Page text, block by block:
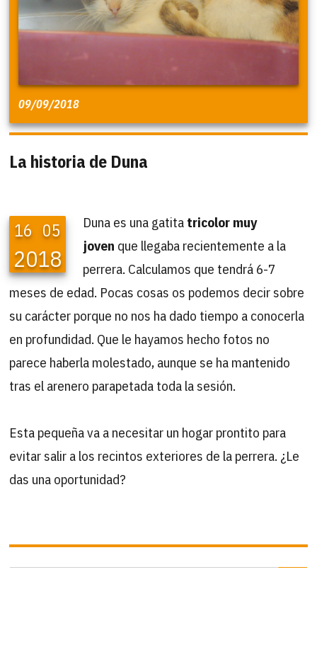
09/09/2018
La historia de Duna
16 05
2018
Duna es una gatita tricolor muy
joven que llegaba recientemente a la
perrera. Calculamos que tendrá 6-7
meses de edad. Pocas cosas os podemos decir sobre
su carácter porque no nos ha dado tiempo a conocerla
en profundidad. Que le hayamos hecho fotos no
parece haberla molestado, aunque se ha mantenido
tras el arenero parapetada toda la sesión.
Esta pequeña va a necesitar un hogar prontito para
evitar salir a los recintos exteriores de la perrera. ¿Le
das una oportunidad?